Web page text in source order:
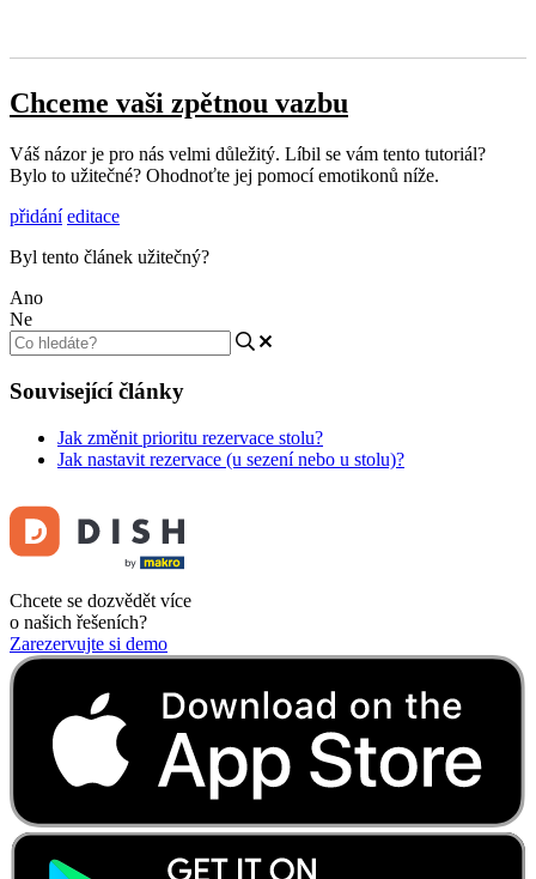
Chceme vaši zpětnou vazbu
Váš názor je pro nás velmi důležitý. Líbil se vám tento tutoriál?
Bylo to užitečné? Ohodnoťte jej pomocí emotikonů níže.
přidání editace
Byl tento článek užitečný?
Ano
Ne
Související články
Jak změnit prioritu rezervace stolu?
Jak nastavit rezervace (u sezení nebo u stolu)?
Chcete se dozvědět více
o našich řešeních?
Zarezervujte si demo